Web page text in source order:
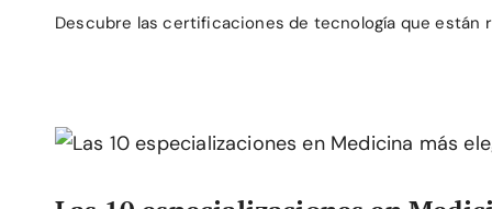
Descubre las certificaciones de tecnología que están